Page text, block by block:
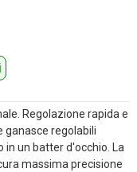
Regolazione rapida e
ganasce regolabili
un batter d'occhio. La
massima precisione